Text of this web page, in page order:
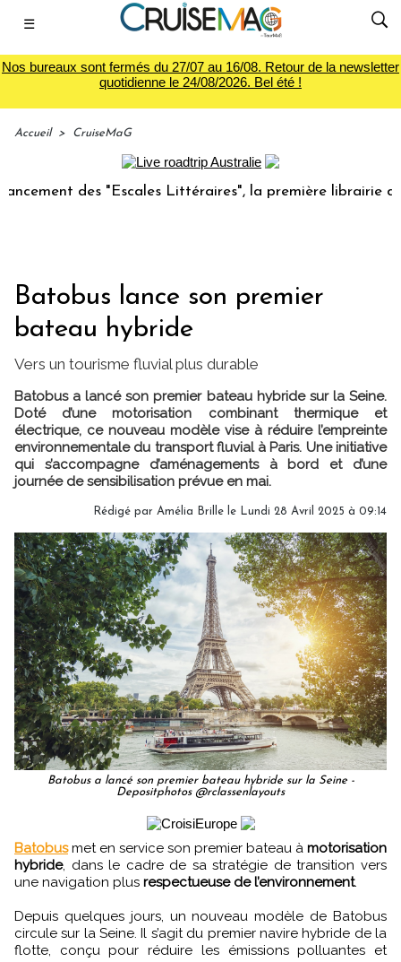
☰
Nos bureaux sont fermés du 27/07 au 16/08. Retour de la newsletter
quotidienne le 24/08/2026. Bel été !
Accueil > CruiseMaG
des "Escales Littéraires", la première librairie du
Batobus lance son premier
bateau hybride
Vers un tourisme fluvial plus durable
Batobus a lancé son premier bateau hybride sur la Seine.
Doté d’une motorisation combinant thermique et
électrique, ce nouveau modèle vise à réduire l’empreinte
environnementale du transport fluvial à Paris. Une initiative
qui s’accompagne d’aménagements à bord et d’une
journée de sensibilisation prévue en mai.
Rédigé par Amélia Brille le Lundi 28 Avril 2025 à 09:14
Batobus a lancé son premier bateau hybride sur la Seine -
Depositphotos @rclassenlayouts
Batobusmet en service son premier bateau à motorisation
hybride, dans le cadre de sa stratégie de transition vers
une navigation plus respectueuse de l’environnement.
Depuis quelques jours, un nouveau modèle de Batobus
circule sur la Seine. Il s’agit du premier navire hybride de la
flotte, conçu pour réduire les émissions polluantes et